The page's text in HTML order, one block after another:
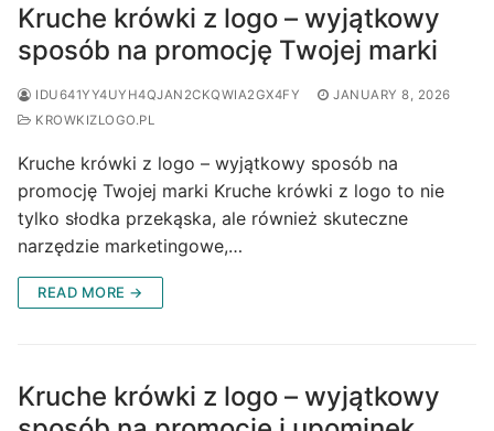
Kruche krówki z logo – wyjątkowy
sposób na promocję Twojej marki
IDU641YY4UYH4QJAN2CKQWIA2GX4FY
JANUARY 8, 2026
KROWKIZLOGO.PL
Kruche krówki z logo – wyjątkowy sposób na
promocję Twojej marki Kruche krówki z logo to nie
tylko słodka przekąska, ale również skuteczne
narzędzie marketingowe,…
READ MORE →
Kruche krówki z logo – wyjątkowy